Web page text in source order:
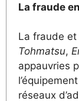
La fraude
La fraude et
Tohmatsu,
appauvries
réseaux